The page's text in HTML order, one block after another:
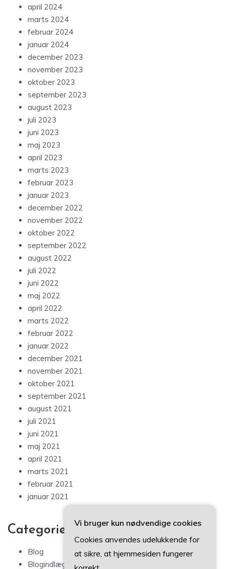
april 2024
marts 2024
februar 2024
januar 2024
december 2023
november 2023
oktober 2023
september 2023
august 2023
juli 2023
juni 2023
maj 2023
april 2023
marts 2023
februar 2023
januar 2023
december 2022
november 2022
oktober 2022
september 2022
august 2022
juli 2022
juni 2022
maj 2022
april 2022
marts 2022
februar 2022
januar 2022
december 2021
november 2021
oktober 2021
september 2021
august 2021
juli 2021
juni 2021
maj 2021
april 2021
marts 2021
februar 2021
januar 2021
Categories
Blog
Blogindlæg
Vi bruger kun nødvendige cookies
Cookies anvendes udelukkende for
at sikre, at hjemmesiden fungerer